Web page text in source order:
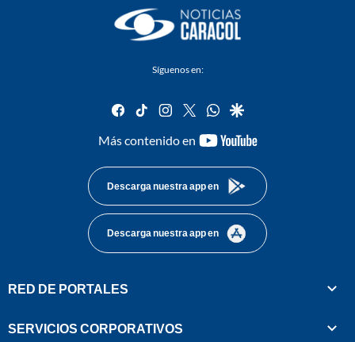
Síguenos en:
facebook
tiktok instagram
twitterwhatsapp
google
Más contenido en
youtube-
Descarga nuestra app en
Descarga nuestra app en
RED DE PORTALES
SERVICIOS CORPORATIVOS